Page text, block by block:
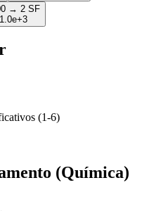
→ 2 SF
1.0e+3
(1-6)
(Química)